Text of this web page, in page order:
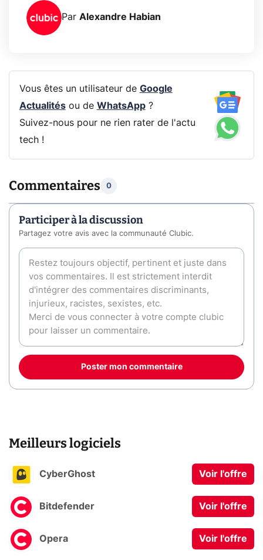
Par Alexandre Habian
Vous êtes un utilisateur de Google
Actualitésou de WhatsApp?
Suivez-nous pour ne rien rater de l'actu
tech !
Commentaires 0
Participer à la discussion
Partagez votre avis avec la communauté Clubic.
Poster mon commentaire
Meilleurs logiciels
CyberGhost Voir l'offre
Bitdefender Voir l'offre
Opera Voir l'offre